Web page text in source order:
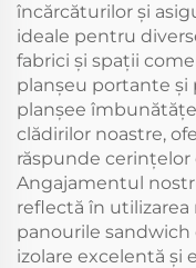
încărcăturilor și
ideale pentru
fabrici și spații
planșeu portante
planșee
clădirilor noastre,
răspunde
Angajamentul
reflectă în utilizarea
panourile sandwich
izolare excelentă și